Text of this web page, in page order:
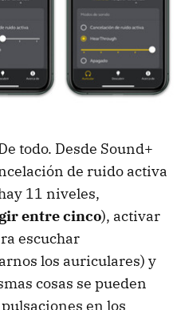
todo. Desde Sound+
de ruido activa
11 niveles,
entre cinco), activar
escuchar
los auriculares) y
cosas se pueden
en los